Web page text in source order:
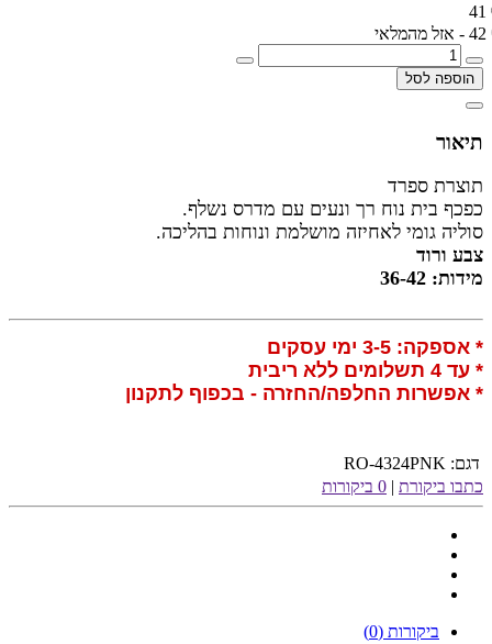
41
42 - אזל מהמלאי
הוספה לסל
תיאור
תוצרת ספרד
כפכף בית נוח רך ונעים עם מדרס נשלף.
סוליה גומי לאחיזה מושלמת ונוחות בהליכה.
צבע ורוד
מידות: 3 6-42
* אספקה: 3-5 ימי עסקים
* עד 4 תשלומים ללא ריבית
* אפשרות החלפה/החזרה - בכפוף לתקנון
דגם: RO-4324PNK
כתבו ביקורת | 0 ביקורות
ביקורות (0)